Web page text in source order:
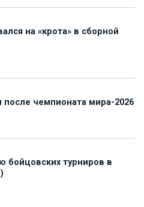
на «крота» в сборной
чемпионата мира-2026
бойцовских турниров в